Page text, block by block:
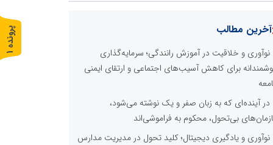
آخرین مطالب
نوآوری و خلاقیت در آموزش رانندگی؛ سرمایه‌گذاری
برای کاهش آسیب‌های اجتماعی و ارتقای ایمنی
در آینده‌ای که به زبان صفر و یک نوشته می‌شود،
بی‌تحول، محکوم به فراموشی‌اند
نوآوری و یادگیری دیجیتال؛ کلید تحول در مدیریت مدارس
پ
ر
و
ن
د
ه
1